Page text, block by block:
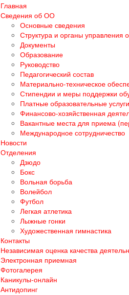
Главная
Сведения об ОО
Основные сведения
Структура и органы управления
Документы
Образование
Руководство
Педагогический состав
Материально-техническое
Стипендии и меры поддержки
Платные образовательные услуги
Финансово-хозяйственная
Вакантные места для приема
Международное сотрудничество
Новости
Отделения
Дзюдо
Бокс
Вольная борьба
Волейбол
Футбол
Легкая атлетика
Лыжные гонки
Художественная гимнастика
Контакты
Независимая оценка качества
Электронная приемная
Фотогалерея
Каникулы-онлайн
Антидопинг